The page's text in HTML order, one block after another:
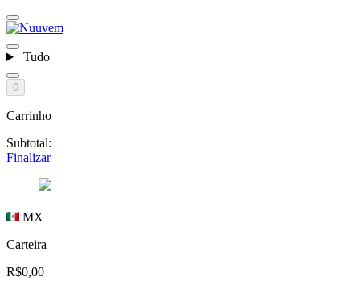
Tudo
0
Carrinho
Subtotal:
Finalizar
MX
Carteira
R$0,00